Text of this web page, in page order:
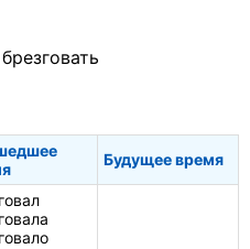
брезговать
Будущее время